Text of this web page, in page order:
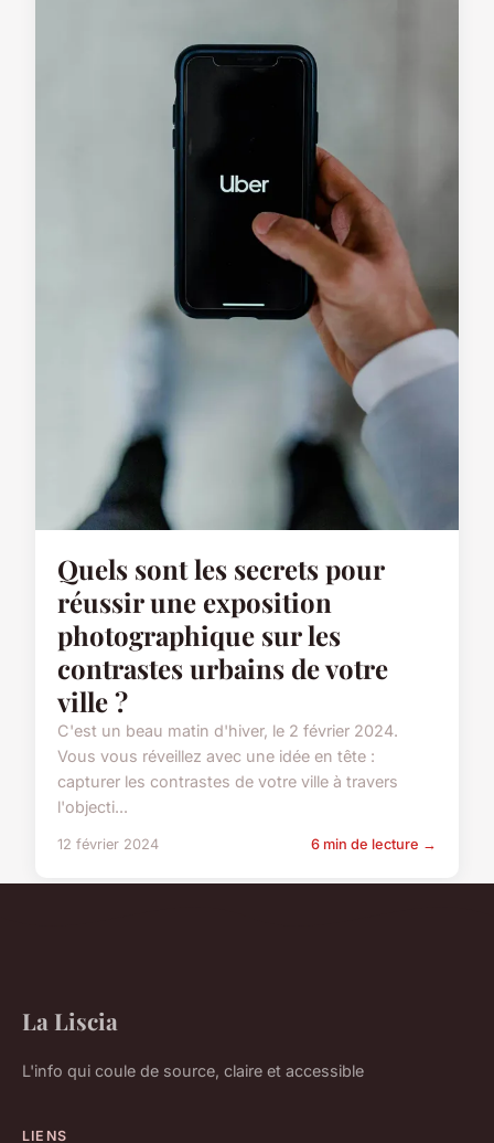
Quels sont les secrets pour
réussir une exposition
photographique sur les
contrastes urbains de votre
ville ?
C'est un beau matin d'hiver, le 2 février 2024.
Vous vous réveillez avec une idée en tête :
capturer les contrastes de votre ville à travers
l'objecti...
12 février 2024 6 min de lecture →
La Liscia
L'info qui coule de source, claire et accessible
LIENS